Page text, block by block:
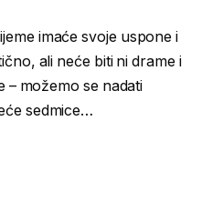
imaće svoje uspone i
ali neće biti ni drame i
– možemo se nadati
sedmice…